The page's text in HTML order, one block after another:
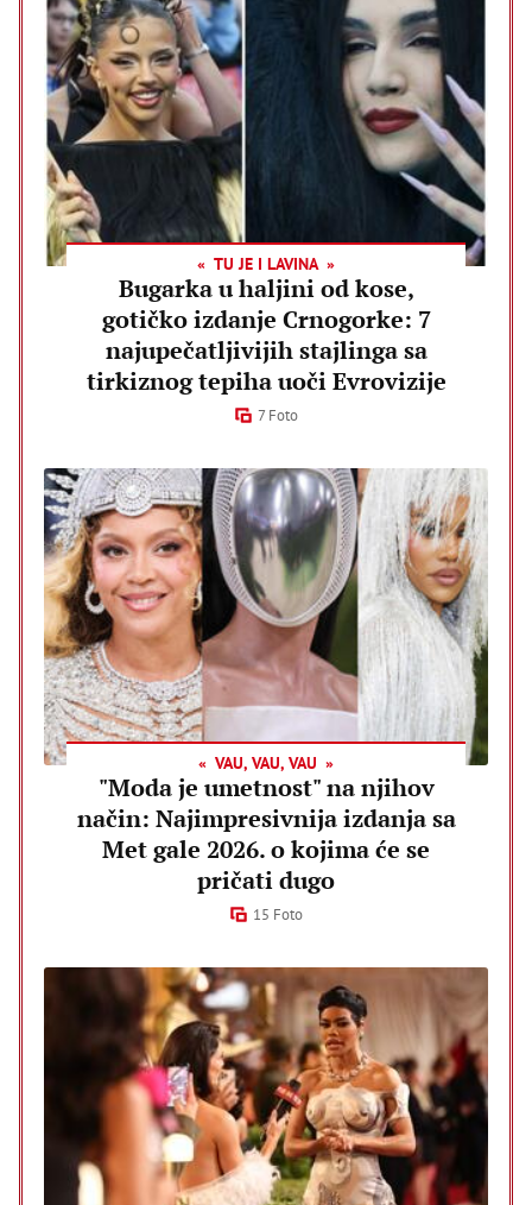
TU JE I LAVINA
Bugarka u haljini od kose,
gotičko izdanje Crnogorke: 7
najupečatljivijih stajlinga sa
tirkiznog tepiha uoči Evrovizije
7 Foto
VAU, VAU, VAU
"Moda je umetnost" na njihov
način: Najimpresivnija izdanja sa
Met gale 2026. o kojima će se
pričati dugo
15 Foto